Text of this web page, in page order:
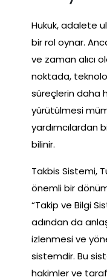
Hukuk, adalete
bir rol oynar.
ve zaman alıcı
noktada,
süreçlerin daha
yürütülmesi
yardımcılardan
bilinir.
Takbis Sistemi,
önemli bir
“Takip ve Bilgi
adından da
izlenmesi ve
sistemdir. Bu
hakimler ve